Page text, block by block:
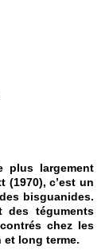
plus largement
c’est un
bisguanides.
des téguments
chez les
long terme.